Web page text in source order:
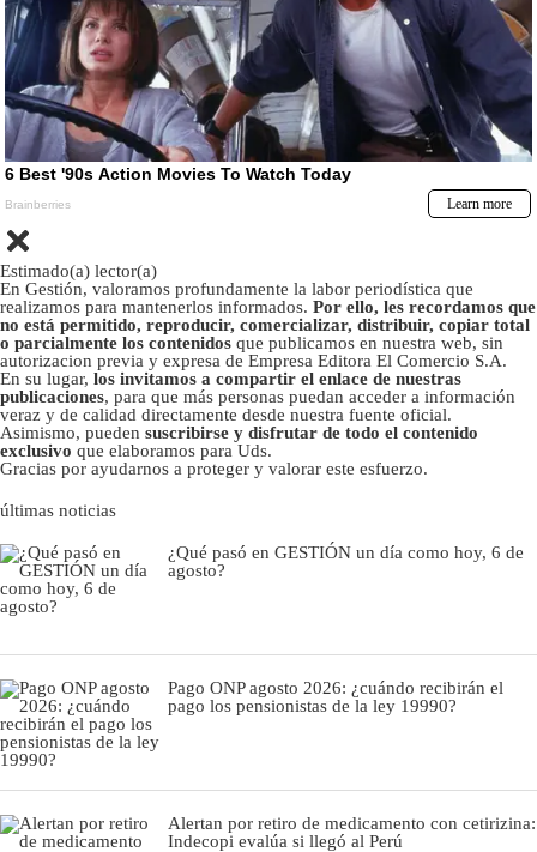
Estimado(a) lector(a)
En Gestión, valoramos profundamente la labor periodística que
realizamos para mantenerlos informados. Por ello, les recordamos que
no está permitido, reproducir, comercializar, distribuir, copiar total
o parcialmente los contenidos que publicamos en nuestra web, sin
autorizacion previa y expresa de Empresa Editora El Comercio S.A.
En su lugar, los invitamos a compartir el enlace de nuestras
publicaciones, para que más personas puedan acceder a información
veraz y de calidad directamente desde nuestra fuente oficial.
Asimismo, pueden suscribirse y disfrutar de todo el contenido
exclusivo que elaboramos para Uds.
Gracias por ayudarnos a proteger y valorar este esfuerzo.
últimas noticias
¿Qué pasó en GESTIÓN un día como hoy, 6 de
agosto?
Pago ONP agosto 2026: ¿cuándo recibirán el
pago los pensionistas de la ley 19990?
Alertan por retiro de medicamento con cetirizina:
Indecopi evalúa si llegó al Perú